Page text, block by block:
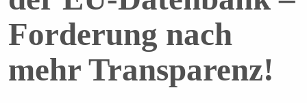
Forderung nach
mehr Transparenz!